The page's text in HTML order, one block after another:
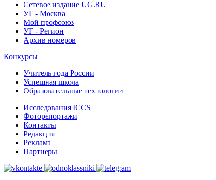
Сетевое издание UG.RU
УГ - Москва
Мой профсоюз
УГ - Регион
Архив номеров
Конкурсы
Учитель года России
Успешная школа
Образовательные технологии
Исследования ICCS
Фоторепортажи
Контакты
Редакция
Реклама
Партнеры